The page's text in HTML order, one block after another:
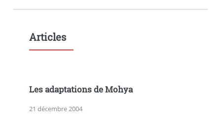
Articles
Les adaptations de Mohya
21 décembre 2004